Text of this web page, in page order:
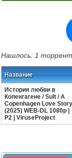
Нашлось: 1
Название
История любви в
Копенгагене / Sult / A
Copenhagen Love Story
(2025) WEB-DL 1080p |
P2 | ViruseProject